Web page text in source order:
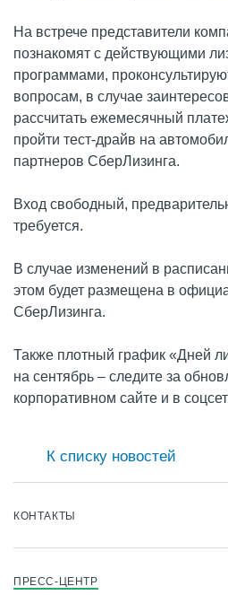
КОНТАКТЫ
ПРЕСС-ЦЕНТР
На встрече представители
познакомят с действующими
программами,
вопросам, в случае
рассчитать ежемесячный
пройти тест-драйв на
партнеров СберЛизинга.
Вход свободный,
требуется.
В случае изменений в
этом будет размещена в
СберЛизинга.
Также плотный график «Дней
на сентябрь – следите за
корпоративном сайте и в
К списку новостей